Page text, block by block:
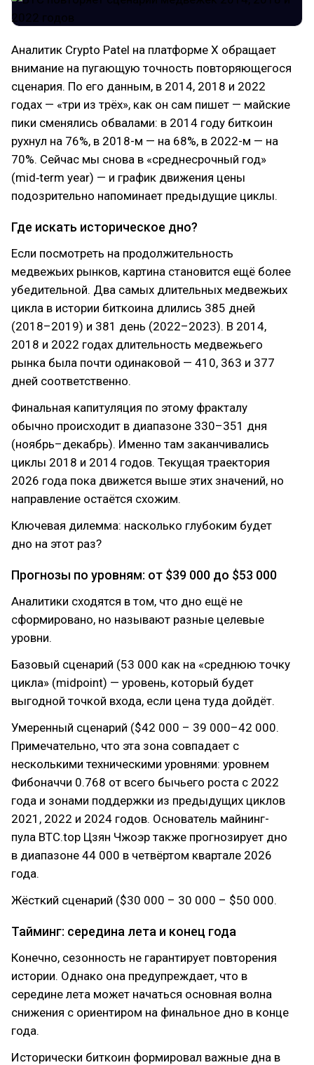
Аналитик Crypto Patel на платформе X обращает
внимание на пугающую точность повторяющегося
сценария. По его данным, в 2014, 2018 и 2022
годах — «три из трёх», как он сам пишет — майские
пики сменялись обвалами: в 2014 году биткоин
рухнул на 76%, в 2018-м — на 68%, в 2022-м — на
70%. Сейчас мы снова в «среднесрочный год»
(mid‑term year) — и график движения цены
подозрительно напоминает предыдущие циклы.
Где искать историческое дно?
Если посмотреть на продолжительность
медвежьих рынков, картина становится ещё более
убедительной. Два самых длительных медвежьих
цикла в истории биткоина длились 385 дней
(2018–2019) и 381 день (2022–2023). В 2014,
2018 и 2022 годах длительность медвежьего
рынка была почти одинаковой — 410, 363 и 377
дней соответственно.
Финальная капитуляция по этому фракталу
обычно происходит в диапазоне 330–351 дня
(ноябрь–декабрь). Именно там заканчивались
циклы 2018 и 2014 годов. Текущая траектория
2026 года пока движется выше этих значений, но
направление остаётся схожим.
Ключевая дилемма: насколько глубоким будет
дно на этот раз?
Прогнозы по уровням: от $39 000 до $53 000
Аналитики сходятся в том, что дно ещё не
сформировано, но называют разные целевые
уровни.
Базовый сценарий (53 000 как на «среднюю точку
цикла» (midpoint) — уровень, который будет
выгодной точкой входа, если цена туда дойдёт.
Умеренный сценарий ($42 000 – 39 000–42 000.
Примечательно, что эта зона совпадает с
несколькими техническими уровнями: уровнем
Фибоначчи 0.768 от всего бычьего роста с 2022
года и зонами поддержки из предыдущих циклов
2021, 2022 и 2024 годов. Основатель майнинг-
пула BTC.top Цзян Чжоэр также прогнозирует дно
в диапазоне 44 000 в четвёртом квартале 2026
года.
Жёсткий сценарий ($30 000 – 30 000 – $50 000.
Тайминг: середина лета и конец года
Конечно, сезонность не гарантирует повторения
истории. Однако она предупреждает, что в
середине лета может начаться основная волна
снижения с ориентиром на финальное дно в конце
года.
Исторически биткоин формировал важные дна в